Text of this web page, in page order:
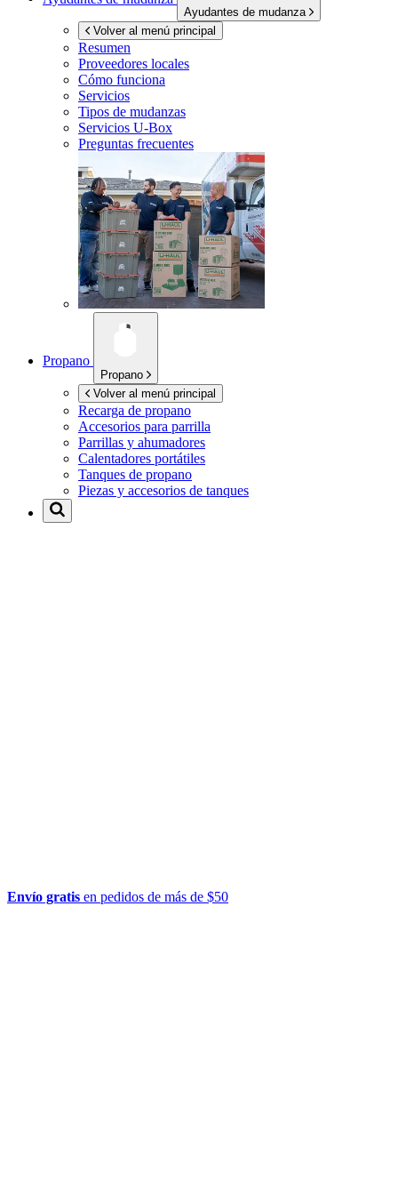
Ayudantes de mudanza
Volver al menú principal
Resumen
Proveedores locales
Cómo funciona
Servicios
Tipos de mudanzas
Servicios U-Box
Preguntas frecuentes
Propano
Propano
Volver al menú principal
Recarga de propano
Accesorios para parrilla
Parrillas y ahumadores
Calentadores portátiles
Tanques de propano
Piezas y accesorios de tanques
Envío gratis en pedidos de más de $50